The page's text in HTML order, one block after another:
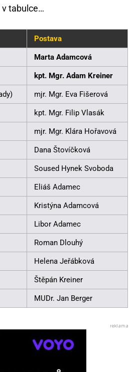
tabulce…
Postava
Marta Adamcová
kpt. Mgr. Adam Kreiner
mjr. Mgr. Eva Fišerová
kpt. Mgr. Filip Vlasák
mjr. Mgr. Klára Hořavová
Dana Štovíčková
Soused Hynek Svoboda
Eliáš Adamec
Kristýna Adamcová
Libor Adamec
Roman Dlouhý
Helena Jeřábková
Štěpán Kreiner
MUDr. Jan Berger